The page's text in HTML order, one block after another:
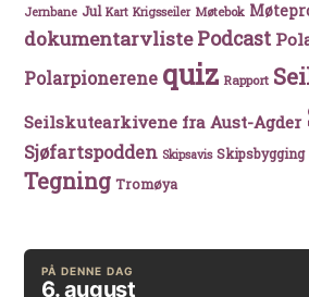
Jernbane Jul Kart Krigsseiler Møtebok
dokumentarvlistePodcast
Polarpionerene quiz Rapport
Seilskutearkivene fra Aust-Agder
Sjøfartspodden Skipsavis Skipsbygging
Tegning Tromøya